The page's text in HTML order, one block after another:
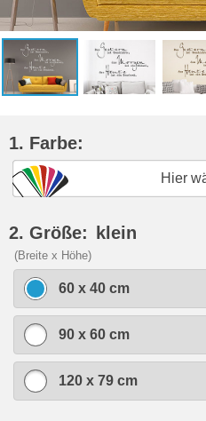
1. Farbe:
Hier
2. Größe: klein
(Breite x Höhe)
60 x 40 cm
90 x 60 cm
120 x 79 cm